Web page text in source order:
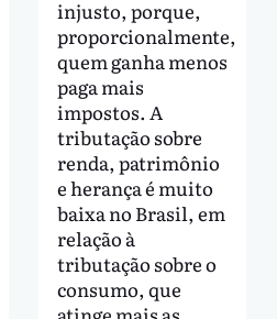
injusto, porque,
proporcionalmente,
quem ganha menos
paga mais
impostos. A
tributação sobre
renda, patrimônio
e herança é muito
baixa no Brasil, em
relação à
tributação sobre o
consumo, que